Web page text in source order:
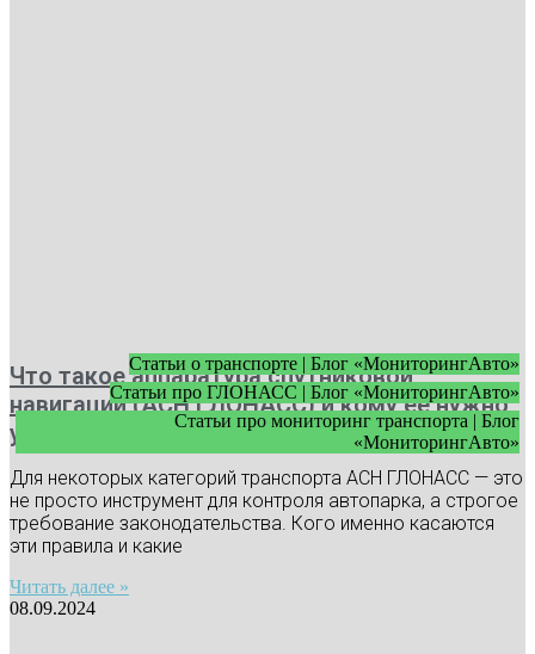
Статьи о транспорте | Блог «МониторингАвто»
Статьи про ГЛОНАСС | Блог «МониторингАвто»
Статьи про мониторинг транспорта | Блог
«МониторингАвто»
Что такое аппаратура спутниковой
навигации (АСН ГЛОНАСС) и кому ее нужно
устанавливать
Для некоторых категорий транспорта АСН ГЛОНАСС — это
не просто инструмент для контроля автопарка, а строгое
требование законодательства. Кого именно касаются
эти правила и какие
Читать далее »
08.09.2024